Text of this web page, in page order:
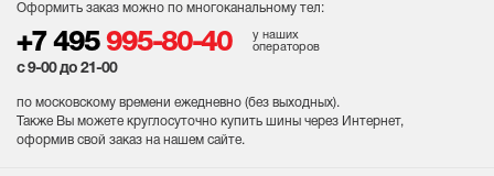
Оформить заказ можно по многоканальному тел:
+7 495 995-80-40
у наших
операторов
с 9-00 до 21-00
по московскому времени ежедневно (без выходных).
Также Вы можете круглосуточно купить шины через Интернет,
оформив свой заказ на нашем сайте.